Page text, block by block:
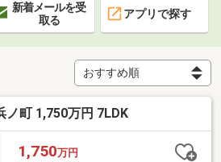
新着メールを受
取る
アプリで探す
ノ町 1,750万円 7LDK
1,750万円